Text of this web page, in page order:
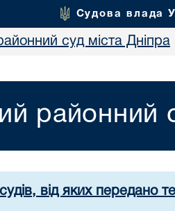
Судова влада
суд міста Дніпра
районний
від яких передано